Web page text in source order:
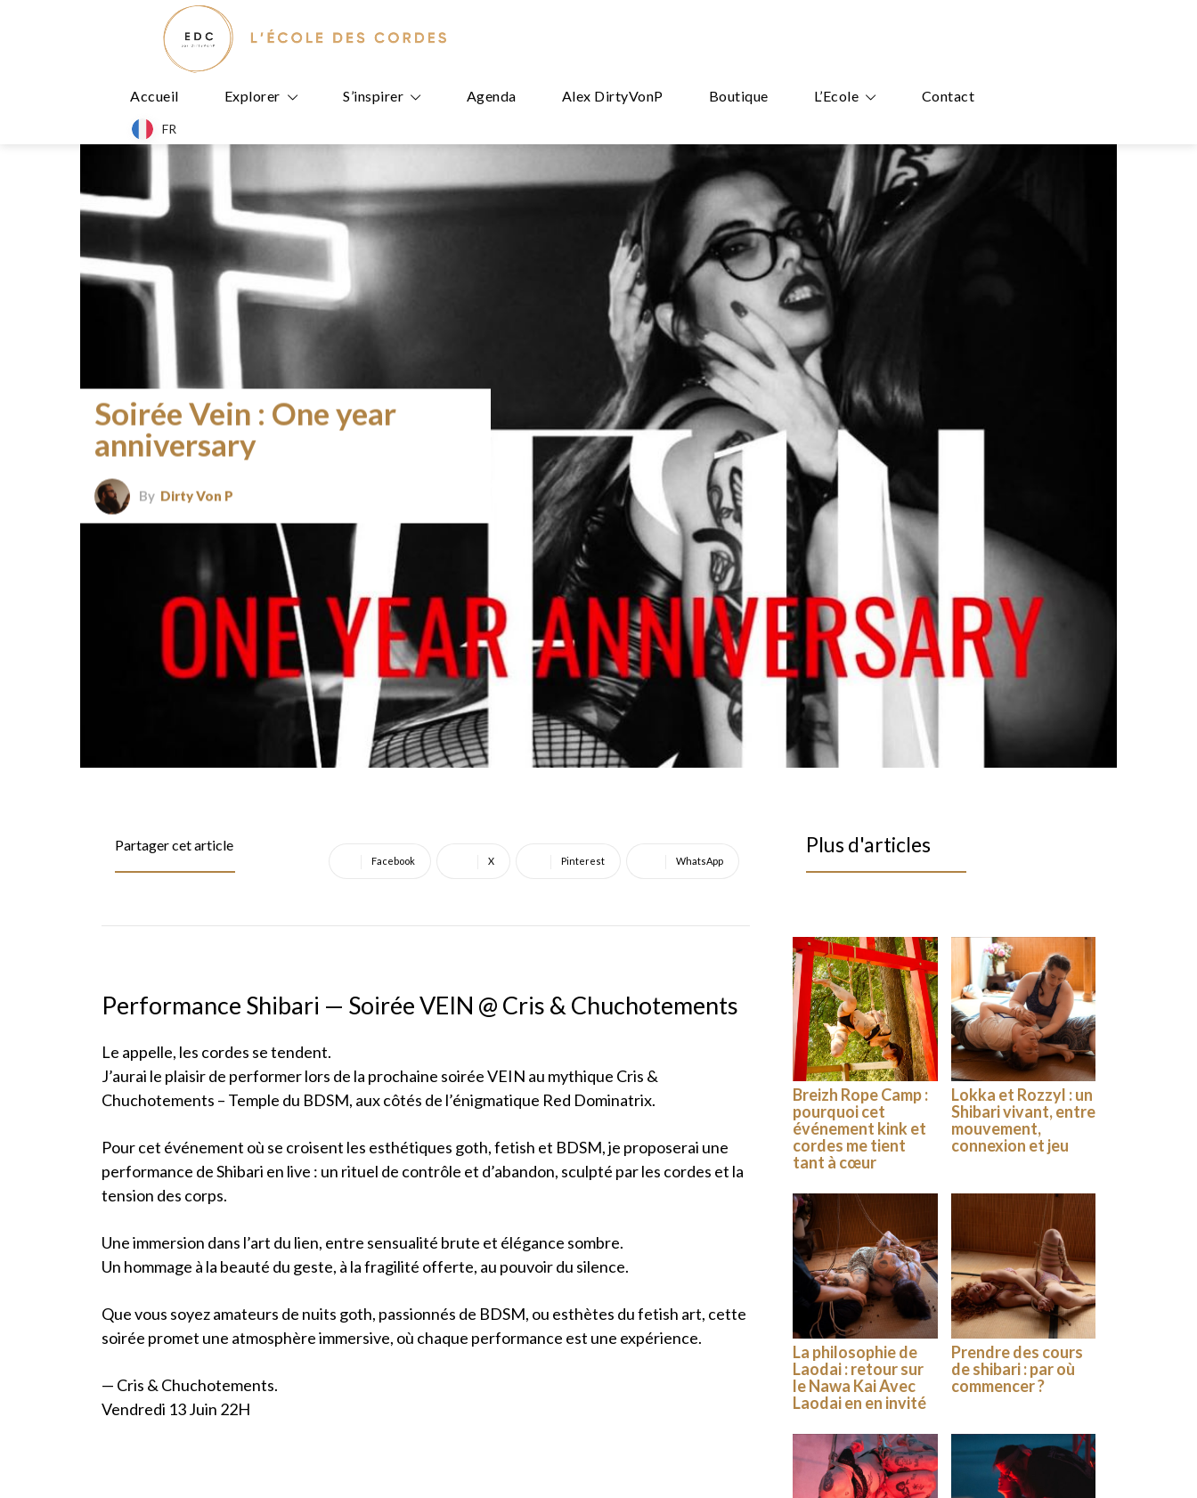
Accueil Explorer S’inspirer Agenda Alex DirtyVonP Boutique L’Ecole Contact
FR
Soirée Vein : One year
anniversary
By Dirty Von P
Partager cet article
Facebook X Pinterest WhatsApp
Performance Shibari — Soirée VEIN @ Cris & Chuchotements
Le appelle, les cordes se tendent.
J’aurai le plaisir de performer lors de la prochaine soirée VEIN au mythique Cris &
Chuchotements – Temple du BDSM, aux côtés de l’énigmatique Red Dominatrix.
Pour cet événement où se croisent les esthétiques goth, fetish et BDSM, je proposerai une
performance de Shibari en live : un rituel de contrôle et d’abandon, sculpté par les cordes et la
tension des corps.
Une immersion dans l’art du lien, entre sensualité brute et élégance sombre.
Un hommage à la beauté du geste, à la fragilité offerte, au pouvoir du silence.
Que vous soyez amateurs de nuits goth, passionnés de BDSM, ou esthètes du fetish art, cette
soirée promet une atmosphère immersive, où chaque performance est une expérience.
— Cris & Chuchotements.
Vendredi 13 Juin 22H
Plus d'articles
Breizh Rope Camp :
pourquoi cet
événement kink et
cordes me tient
tant à cœur
Lokka et Rozzyl : un
Shibari vivant, entre
mouvement,
connexion et jeu
La philosophie de
Laodai : retour sur
le Nawa Kai Avec
Laodai en en invité
Prendre des cours
de shibari : par où
commencer ?